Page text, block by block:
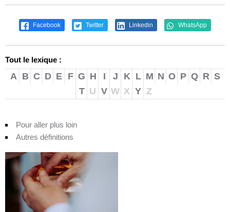
Facebook Twitter Linkedin WhatsApp
Tout le lexique :
A B C D E F G H I J K L M N O P Q R S
T U V W X Y Z
Pour aller plus loin
Autres définitions